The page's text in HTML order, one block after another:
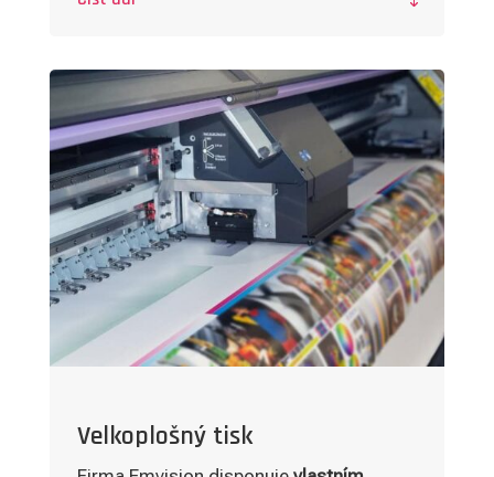

Velkoplošný tisk